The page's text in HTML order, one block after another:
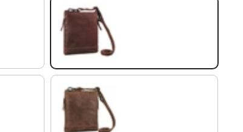
torres - marrón
roble - marrón